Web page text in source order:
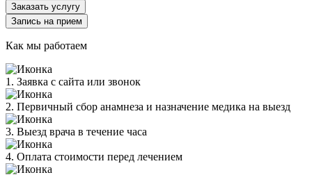
Заказать услугу
Запись на прием
Как мы работаем
1. Заявка с сайта или звонок
2. Первичный сбор анамнеза и назначение медика на выезд
3. Выезд врача в течение часа
4. Оплата стоимости перед лечением